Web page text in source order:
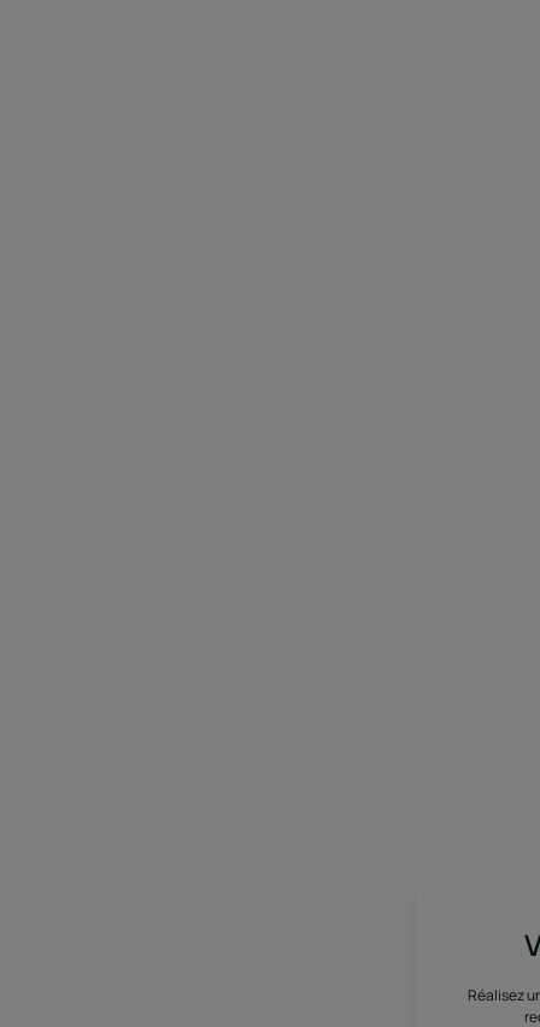
Réalisez